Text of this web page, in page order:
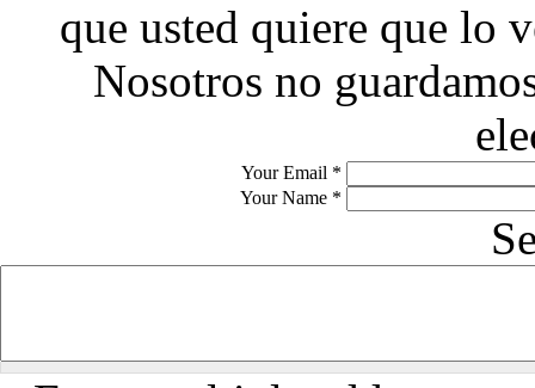
que usted quiere que lo
Nosotros no
Your Email *
Your Name *